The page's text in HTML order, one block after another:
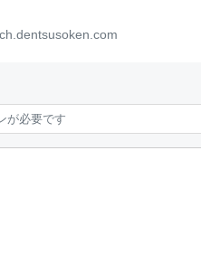
が必要です